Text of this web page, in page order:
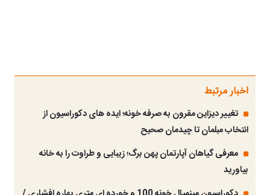
اخبار مرتبط
تغییر دیزاین مقرون به صرفه خونه؛ ایده های دکوراسیون از
انتخاب مبلمان تا چیدمان صحیح
معرفی گیاهان آپارتمان پهن برگ؛ زیبایی و طراوت را به خانه
بیاورید